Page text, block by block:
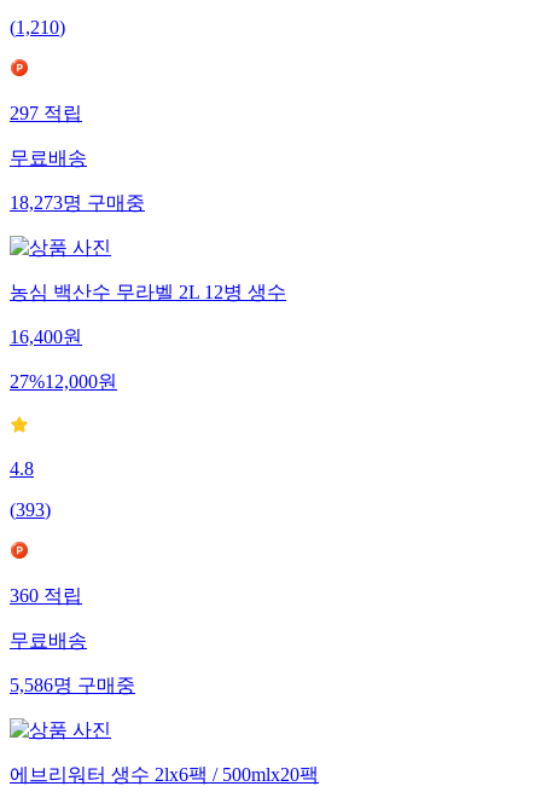
(1,210)
297 적립
무료배송
18,273명 구매중
농심 백산수 무라벨 2L 12병 생수
16,400원
27%12,000원
4.8
(393)
360 적립
무료배송
5,586명 구매중
에브리워터 생수 2lx6팩 / 500mlx20팩